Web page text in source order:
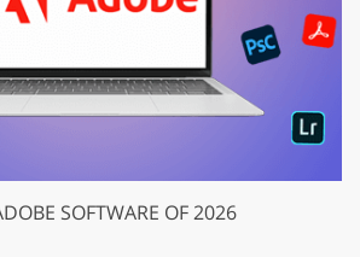
SOFTWARE OF 2026